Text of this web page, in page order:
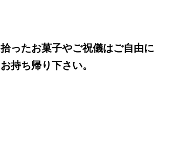
拾ったお菓子やご祝儀はご自由に
お持ち帰り下さい。